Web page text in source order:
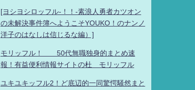
[ヨシヨシロッフル-！！-素浪人勇者カツオン
の未解決事件簿へようこそYOUKO！のナンノ
洋子のはなしは信じるな編）]
モリッフル！ 50代無職独身的まとめ速
報！有益便利情報サイトの杜 モリッフル
ユキユキッフル2！ど底辺的一同驚愕騒然まと